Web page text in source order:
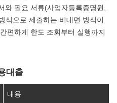
와 필요 서류(사업자등록증명원,
식으로 제출하는 비대면 방식이
편하게 한도 조회부터 실행까지
대출
내용